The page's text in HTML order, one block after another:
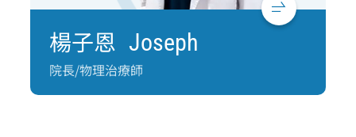
楊子恩 Joseph
院長/物理治療師